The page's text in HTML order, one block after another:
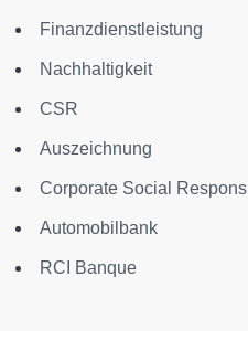
Finanzdienstleistung
Nachhaltigkeit
CSR
Auszeichnung
Corporate Social
Automobilbank
RCI Banque